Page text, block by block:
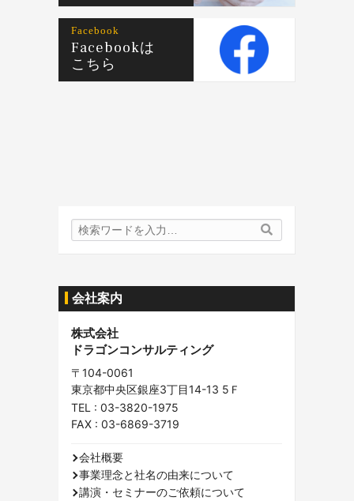
Facebook
Facebookは
こちら
検
索
会社案内
株式会社
ドラゴンコンサルティング
〒104-0061
東京都中央区銀座3丁目14-13 5Ｆ
TEL : 03-3820-1975
FAX : 03-6869-3719
会社概要
事業理念と社名の由来について
講演・セミナーのご依頼について